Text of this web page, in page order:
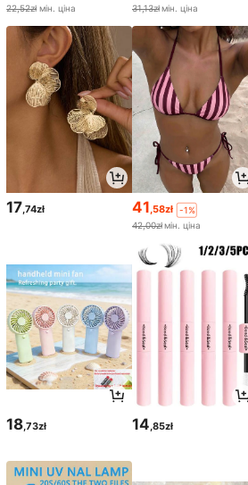
22,52zł мін. ціна 31,13złмін. ціна
17,74zł 41,58zł
-1%
42,00złмін. ціна
18,73zł 14,85zł